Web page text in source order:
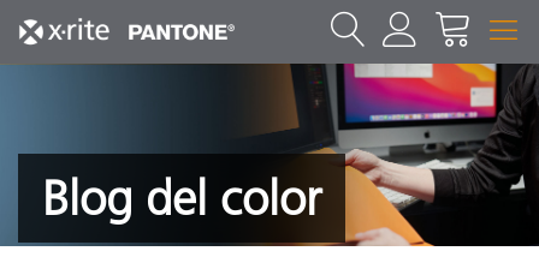
Blog del color